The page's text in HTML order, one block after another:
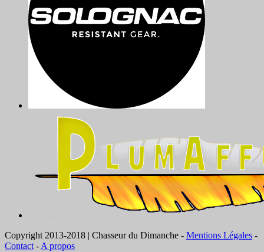
Copyright 2013-2018 | Chasseur du Dimanche - Mentions Légales -
Contact - A propos